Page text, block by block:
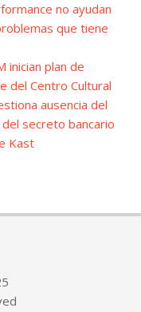
no ayudan
que tiene
inician plan de
del Centro Cultural
ausencia del
secreto bancario
Kast